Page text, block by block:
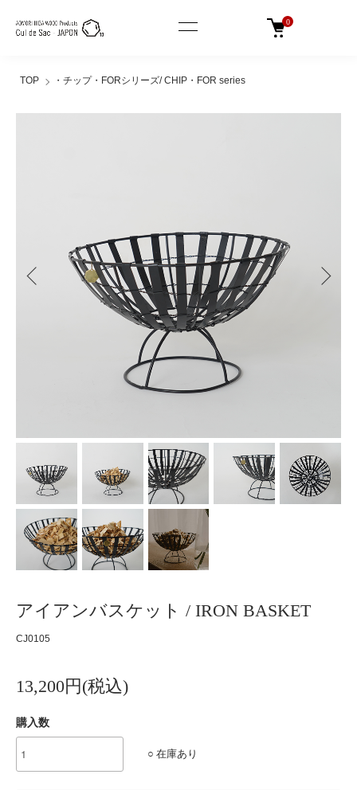
0
TOP ・チップ・FORシリーズ/ CHIP・FOR series
アイアンバスケット / IRON BASKET
CJ0105
13,200円(税込)
購入数
○ 在庫あり